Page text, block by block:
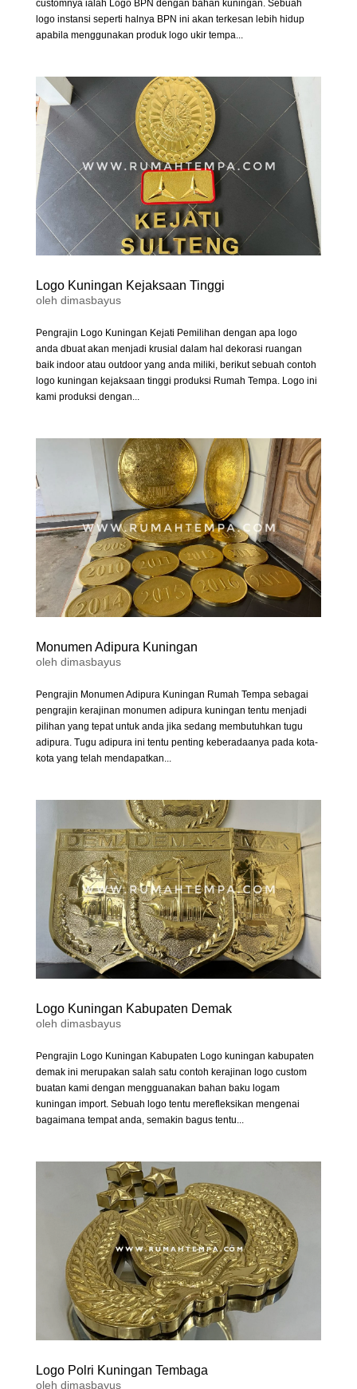
customnya ialah Logo BPN dengan bahan kuningan. Sebuah
logo instansi seperti halnya BPN ini akan terkesan lebih hidup
apabila menggunakan produk logo ukir tempa...
Logo Kuningan Kejaksaan Tinggi
oleh dimasbayus
Pengrajin Logo Kuningan Kejati Pemilihan dengan apa logo
anda dbuat akan menjadi krusial dalam hal dekorasi ruangan
baik indoor atau outdoor yang anda miliki, berikut sebuah contoh
logo kuningan kejaksaan tinggi produksi Rumah Tempa. Logo ini
kami produksi dengan...
Monumen Adipura Kuningan
oleh dimasbayus
Pengrajin Monumen Adipura Kuningan Rumah Tempa sebagai
pengrajin kerajinan monumen adipura kuningan tentu menjadi
pilihan yang tepat untuk anda jika sedang membutuhkan tugu
adipura. Tugu adipura ini tentu penting keberadaanya pada kota-
kota yang telah mendapatkan...
Logo Kuningan Kabupaten Demak
oleh dimasbayus
Pengrajin Logo Kuningan Kabupaten Logo kuningan kabupaten
demak ini merupakan salah satu contoh kerajinan logo custom
buatan kami dengan mengguanakan bahan baku logam
kuningan import. Sebuah logo tentu merefleksikan mengenai
bagaimana tempat anda, semakin bagus tentu...
Logo Polri Kuningan Tembaga
oleh dimasbayus